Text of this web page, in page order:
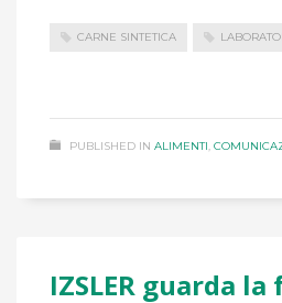
CARNE SINTETICA
PUBLISHED IN ALIMENTI,
IZSLER ​guarda